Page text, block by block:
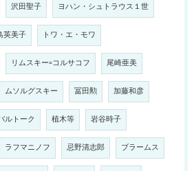
沢田聖子 ヨハン・シュトラウス１世
英美子 トワ・エ・モワ
リムスキー=コルサコフ 尾崎亜美
ムソルグスキー 冨田勲 加藤和彦
ルトーク 植木等 岩谷時子
ラフマニノフ 忌野清志郎 ブラームス